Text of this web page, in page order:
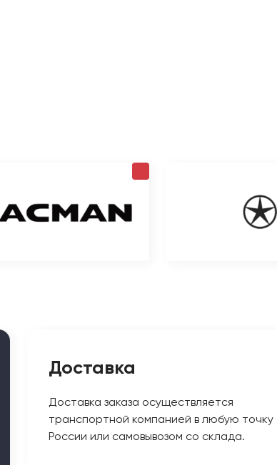
Доставка
Доставка заказа осуществляется
транспортной компанией в любую точку
России или самовывозом со склада.